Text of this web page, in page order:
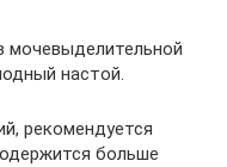
мочевыделительной
настой.
рекомендуется
больше